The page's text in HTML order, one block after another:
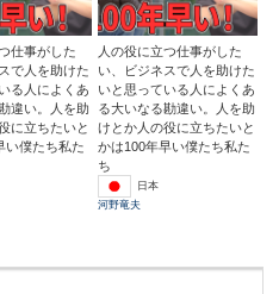
仕事がした
で人を助けた
る人によくあ
違い。人を助
に立ちたいと
い僕たち私た
人の役に立つ仕事がした
い、ビジネスで人を助けた
いと思っている人によくあ
る大いなる勘違い。人を助
けとか人の役に立ちたいと
かは100年早い僕たち私た
ち
日本
河野竜夫